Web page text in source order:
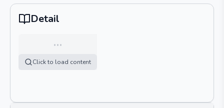
Detail
…
Click to load content